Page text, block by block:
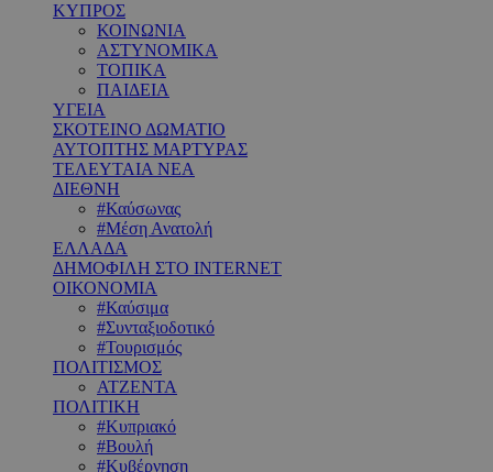
ΚΥΠΡΟΣ
ΚΟΙΝΩΝΙΑ
ΑΣΤΥΝΟΜΙΚΑ
ΤΟΠΙΚΑ
ΠΑΙΔΕΙΑ
ΥΓΕΙΑ
ΣΚΟΤΕΙΝΟ ΔΩΜΑΤΙΟ
ΑΥΤΟΠΤΗΣ ΜΑΡΤΥΡΑΣ
ΤΕΛΕΥΤΑΙΑ ΝΕΑ
ΔΙΕΘΝΗ
#Καύσωνας
#Μέση Ανατολή
ΕΛΛΑΔΑ
ΔΗΜΟΦΙΛΗ ΣΤΟ INTERNET
ΟΙΚΟΝΟΜΙΑ
#Καύσιμα
#Συνταξιοδοτικό
#Τουρισμός
ΠΟΛΙΤΙΣΜΟΣ
ΑΤΖΕΝΤΑ
ΠΟΛΙΤΙΚΗ
#Κυπριακό
#Βουλή
#Κυβέρνηση